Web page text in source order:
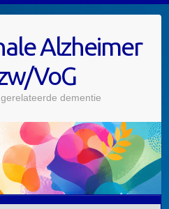
Alzheimer
VoG
dementie